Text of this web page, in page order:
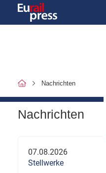
Nachrichten
Nachrichten
07.08.2026
Stellwerke